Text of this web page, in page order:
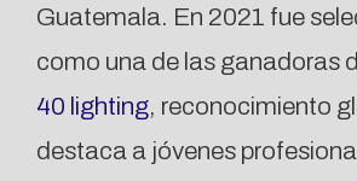
Guatemala. En 2021 fue
como una de las ganadoras
40 lighting, reconocimiento
destaca a jóvenes